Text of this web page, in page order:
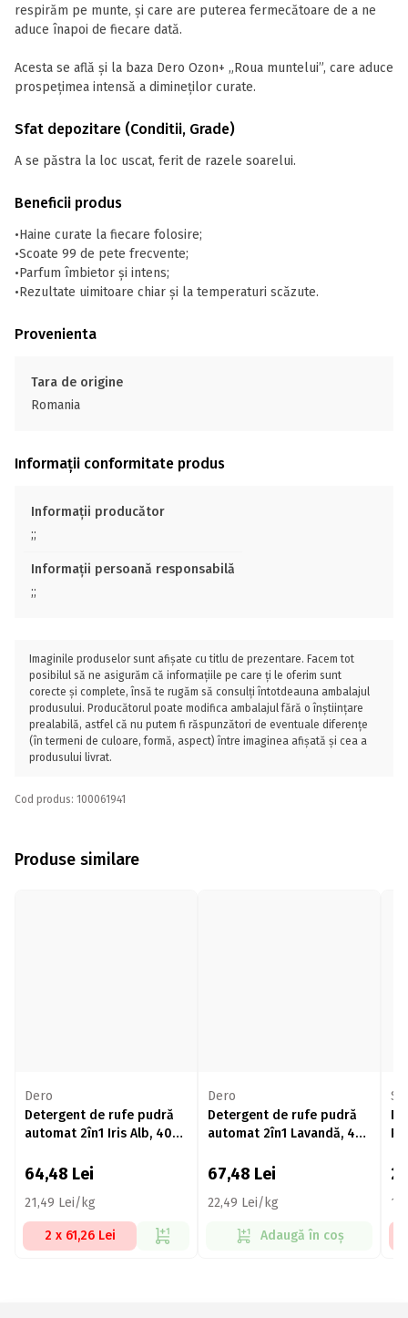
respirăm pe munte, și care are puterea fermecătoare de a ne
aduce înapoi de fiecare dată.
Acesta se află și la baza Dero Ozon+ „Roua muntelui”, care aduce
prospețimea intensă a dimineților curate.
Sfat depozitare (Conditii, Grade)
A se păstra la loc uscat, ferit de razele soarelui.
Beneficii produs
•Haine curate la fiecare folosire;
•Scoate 99 de pete frecvente;
•Parfum îmbietor și intens;
•Rezultate uimitoare chiar și la temperaturi scăzute.
Provenienta
Tara de origine
Romania
Informații conformitate produs
Informații producător
;;
Informații persoană responsabilă
;;
Imaginile produselor sunt afișate cu titlu de prezentare. Facem tot
posibilul să ne asigurăm că informațiile pe care ți le oferim sunt
corecte și complete, însă te rugăm să consulți întotdeauna ambalajul
produsului. Producătorul poate modifica ambalajul fără o înștiințare
prealabilă, astfel că nu putem fi răspunzători de eventuale diferențe
(în termeni de culoare, formă, aspect) între imaginea afișată și cea a
produsului livrat.
Cod produs: 100061941
Produse similare
Dero
Detergent de rufe pudră
automat 2în1 Iris Alb, 40
64,48 Lei
21,49 Lei/kg
2 x 61,26 Lei
Dero
Detergent de rufe pudră
automat 2în1 Lavandă, 40
67,48 Lei
22,49 Lei/kg
Adaugă în coș